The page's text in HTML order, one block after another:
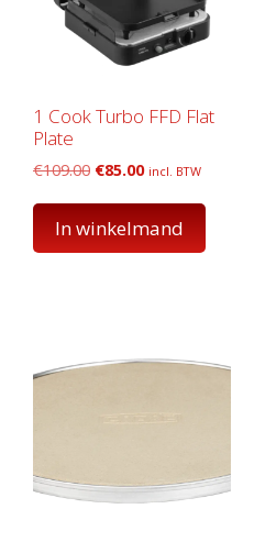
1 Cook Turbo FFD Flat
Plate
€109.00 Oorspronkelijke
€109.00.
€85.00Huidige
€85.00.
incl. BTW
In winkelmand